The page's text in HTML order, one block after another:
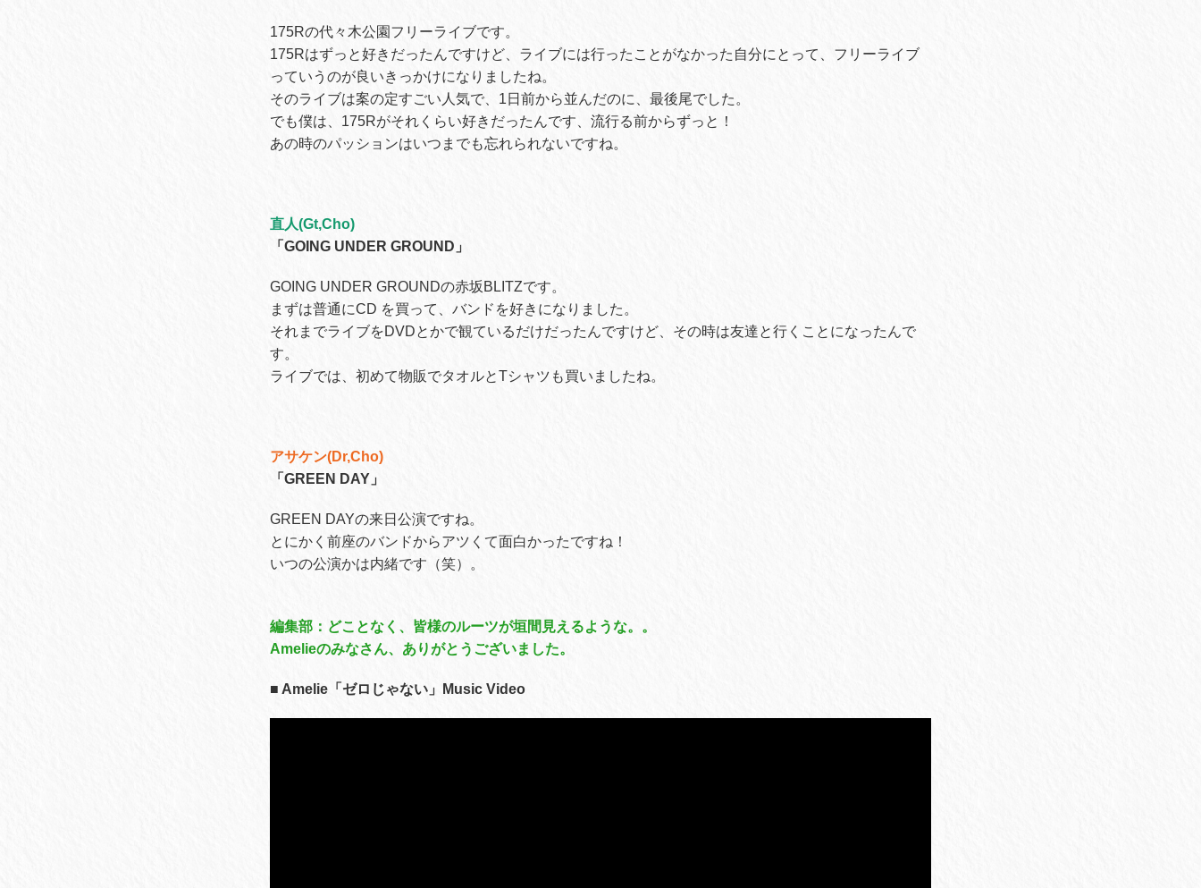
175Rの代々木公園フリーライブです。
175Rはずっと好きだったんですけど、ライブには行ったことがなかった自分にとって、フリーライブ
っていうのが良いきっかけになりましたね。
そのライブは案の定すごい人気で、1日前から並んだのに、最後尾でした。
でも僕は、175Rがそれくらい好きだったんです、流行る前からずっと！
あの時のパッションはいつまでも忘れられないですね。
直人(Gt,Cho)
「GOING UNDER GROUND」
GOING UNDER GROUNDの赤坂BLITZです。
まずは普通にCD を買って、バンドを好きになりました。
それまでライブをDVDとかで観ているだけだったんですけど、その時は友達と行くことになったんで
す。
ライブでは、初めて物販でタオルとTシャツも買いましたね。
アサケン(Dr,Cho)
「GREEN DAY」
GREEN DAYの来日公演ですね。
とにかく前座のバンドからアツくて面白かったですね！
いつの公演かは内緒です（笑）。
編集部：どことなく、皆様のルーツが垣間見えるような。。
Amelieのみなさん、ありがとうございました。
■ Amelie「ゼロじゃない」Music Video